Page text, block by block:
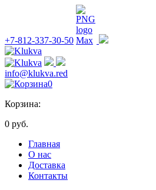
+7-812-337-30-50
info@klukva.red
0
Корзина:
0 руб.
Главная
О нас
Доставка
Контакты